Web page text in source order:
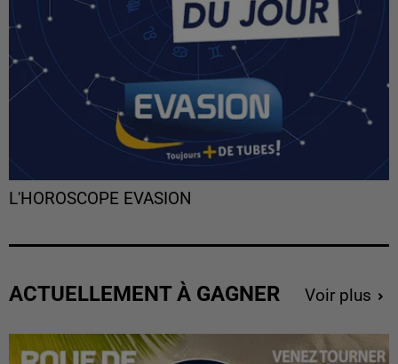
L'HOROSCOPE EVASION
ACTUELLEMENT À GAGNER Voir plus